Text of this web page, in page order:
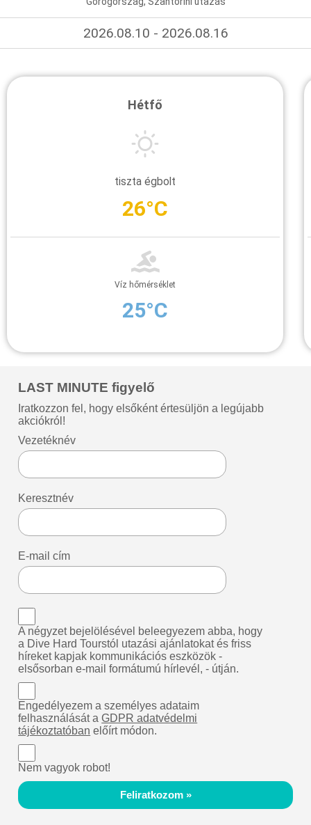
2026.08.10 - 2026.08.16
Hétfő
tiszta égbolt
26°C
Víz hőmérséklet
25°C
LAST MINUTE figyelő
Iratkozzon fel, hogy elsőként értesüljön a legújabb
akciókról!
Vezetéknév
Keresztnév
E-mail cím
A négyzet bejelölésével beleegyezem abba, hogy
a Dive Hard Tourstól utazási ajánlatokat és friss
híreket kapjak kommunikációs eszközök -
elsősorban e-mail formátumú hírlevél, - útján.
Engedélyezem a személyes adataim
felhasználását aGDPR adatvédelmi
tájékoztatóban előírt módon.
Nem vagyok robot!
Feliratkozom »